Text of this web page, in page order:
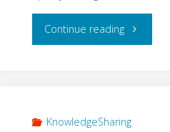
Continue reading"Enterprise
KnowledgeSharing